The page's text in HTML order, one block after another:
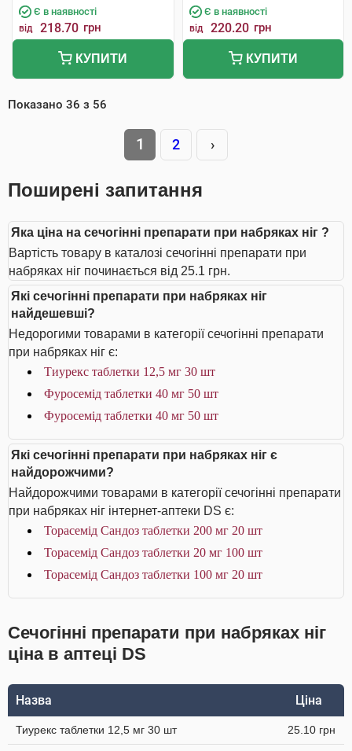
Є в наявності
від 218.70 грн
КУПИТИ
Є в наявності
від 220.20 грн
КУПИТИ
Показано 36 з 56
1 2 ›
Поширені запитання
Яка ціна на сечогінні препарати при набряках ніг ?
Вартість товару в каталозі сечогінні препарати при
набряках ніг починається від 25.1 грн.
Які сечогінні препарати при набряках ніг
найдешевші?
Недорогими товарами в категорії сечогінні препарати
при набряках ніг є:
Тиурекс таблетки 12,5 мг 30 шт
Фуросемід таблетки 40 мг 50 шт
Фуросемід таблетки 40 мг 50 шт
Які сечогінні препарати при набряках ніг є
найдорожчими?
Найдорожчими товарами в категорії сечогінні препарати
при набряках ніг інтернет-аптеки DS є:
Торасемід Сандоз таблетки 200 мг 20 шт
Торасемід Сандоз таблетки 20 мг 100 шт
Торасемід Сандоз таблетки 100 мг 20 шт
Сечогінні препарати при набряках ніг
ціна в аптеці DS
Назва Ціна
Тиурекс таблетки 12,5 мг 30 шт 25.10 грн